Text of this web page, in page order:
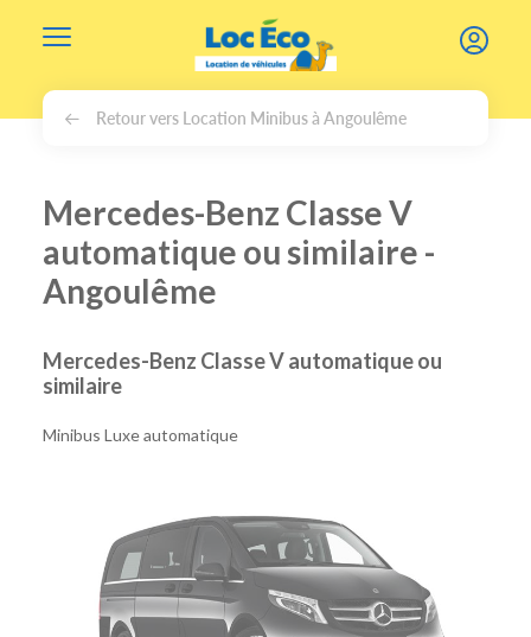
Retour vers Location Minibus à Angoulême
Mercedes-Benz Classe V
automatique ou similaire -
Angoulême
Mercedes-Benz Classe V automatique ou
similaire
Minibus Luxe automatique